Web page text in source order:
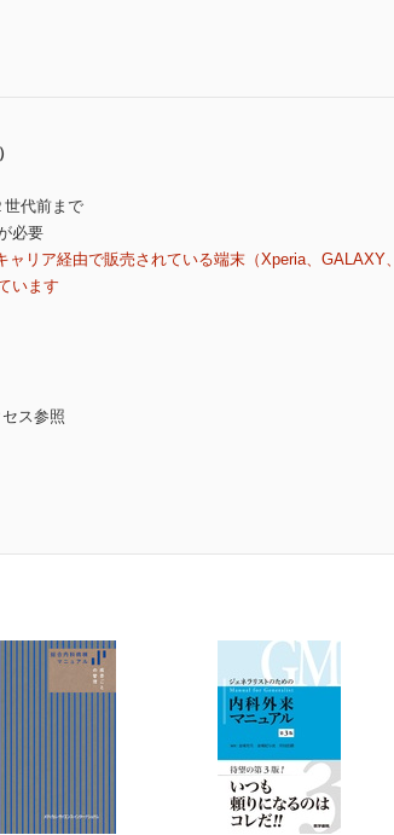
世代前まで
必要
リア経由で販売されている端末（Xperia、GALAXY、
います
ス参照